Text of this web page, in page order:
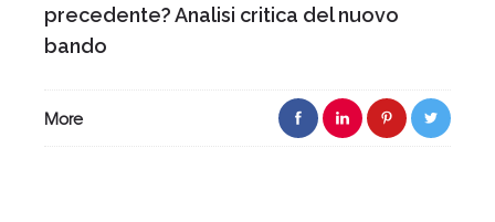
precedente? Analisi critica del nuovo
bando
More